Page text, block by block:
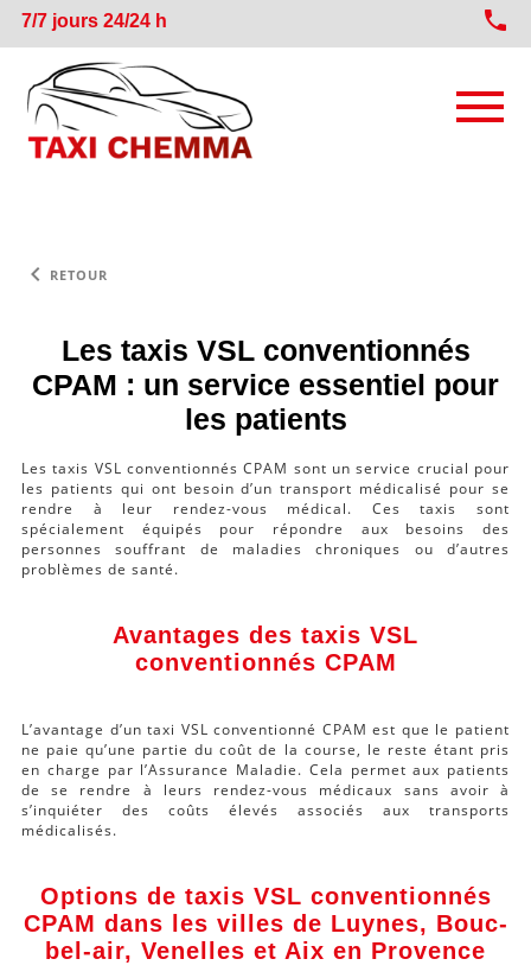
phone
7/7 jours 24/24 h
TAXI CONVENTIONNÉ (VSL)
TAXI LONGUE DISTANCE
keyboard_arrow_left RETOUR
Les taxis VSL conventionnés
CPAM : un service essentiel pour
les patients
Les taxis VSL conventionnés CPAM sont un service crucial pour
les patients qui ont besoin d’un transport médicalisé pour se
rendre à leur rendez-vous médical. Ces taxis sont
spécialement équipés pour répondre aux besoins des
personnes souffrant de maladies chroniques ou d’autres
problèmes de santé.
Avantages des taxis VSL
conventionnés CPAM
L’avantage d’un taxi VSL conventionné CPAM est que le patient
ne paie qu’une partie du coût de la course, le reste étant pris
en charge par l’Assurance Maladie. Cela permet aux patients
de se rendre à leurs rendez-vous médicaux sans avoir à
s’inquiéter des coûts élevés associés aux transports
médicalisés.
Options de taxis VSL conventionnés
CPAM dans les villes de Luynes, Bouc-
bel-air, Venelles et Aix en Provence